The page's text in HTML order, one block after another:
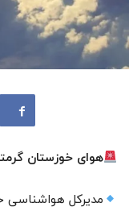
هوای خوزستان
مدیرکل هواشناسی